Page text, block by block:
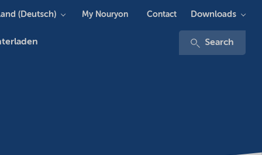
Search
(Deutsch) My Nouryon Contact Downloads